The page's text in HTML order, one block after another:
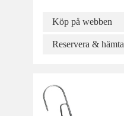
Köp på webben
Reservera & hämta